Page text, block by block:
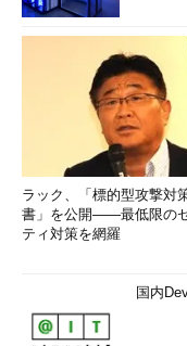
ラック、「標的型攻撃対
書」を公開――最低限の
ティ対策を網羅
国内